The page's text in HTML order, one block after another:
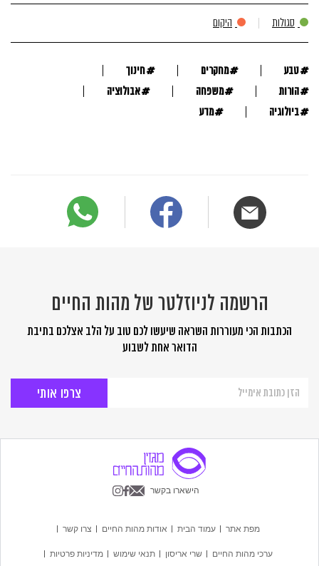
סגולות היקום
#טבע #מחקרים #חינוך
#הורות #משפחה #אבולוציה
#ביולוגיה #מדע
הרשמה לניוזלטר של מהות החיים
הכתבות הכי מעוררות השראה שיעשו לכם טוב על הלב אצלכם בתיבת
הדואר אחת לשבוע
לניוזלטר
החיים
הישארו בקשר
מפת אתר עמוד הבית אודות מהות החיים צרו קשר
ערכי מהות החיים שרי אריסון תנאי שימוש מדיניות פרטיות